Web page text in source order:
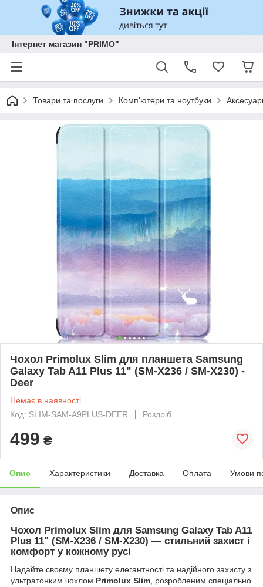
Інтернет магазин "PRIMO"
Товари та послуги Комп'ютери та ноутбуки
Чохол Primolux Slim для планшета Samsung
Galaxy Tab A11 Plus 11" (SM-X236 / SM-X230) -
Deer
Немає в наявності
Код: SLIM-SAM-A9PLUS-DEER
Роздріб
499 ₴
Опис Характеристики Доставка Оплата Умови
Опис
Чохол Primolux Slim для Samsung Galaxy Tab A11
Plus 11" (SM-X236 / SM-X230) — стильний захист і
комфорт у кожному русі
Надайте своєму планшету елегантності та надійного захисту з
ультратонким чохлом Primolux Slim , розробленим спеціально